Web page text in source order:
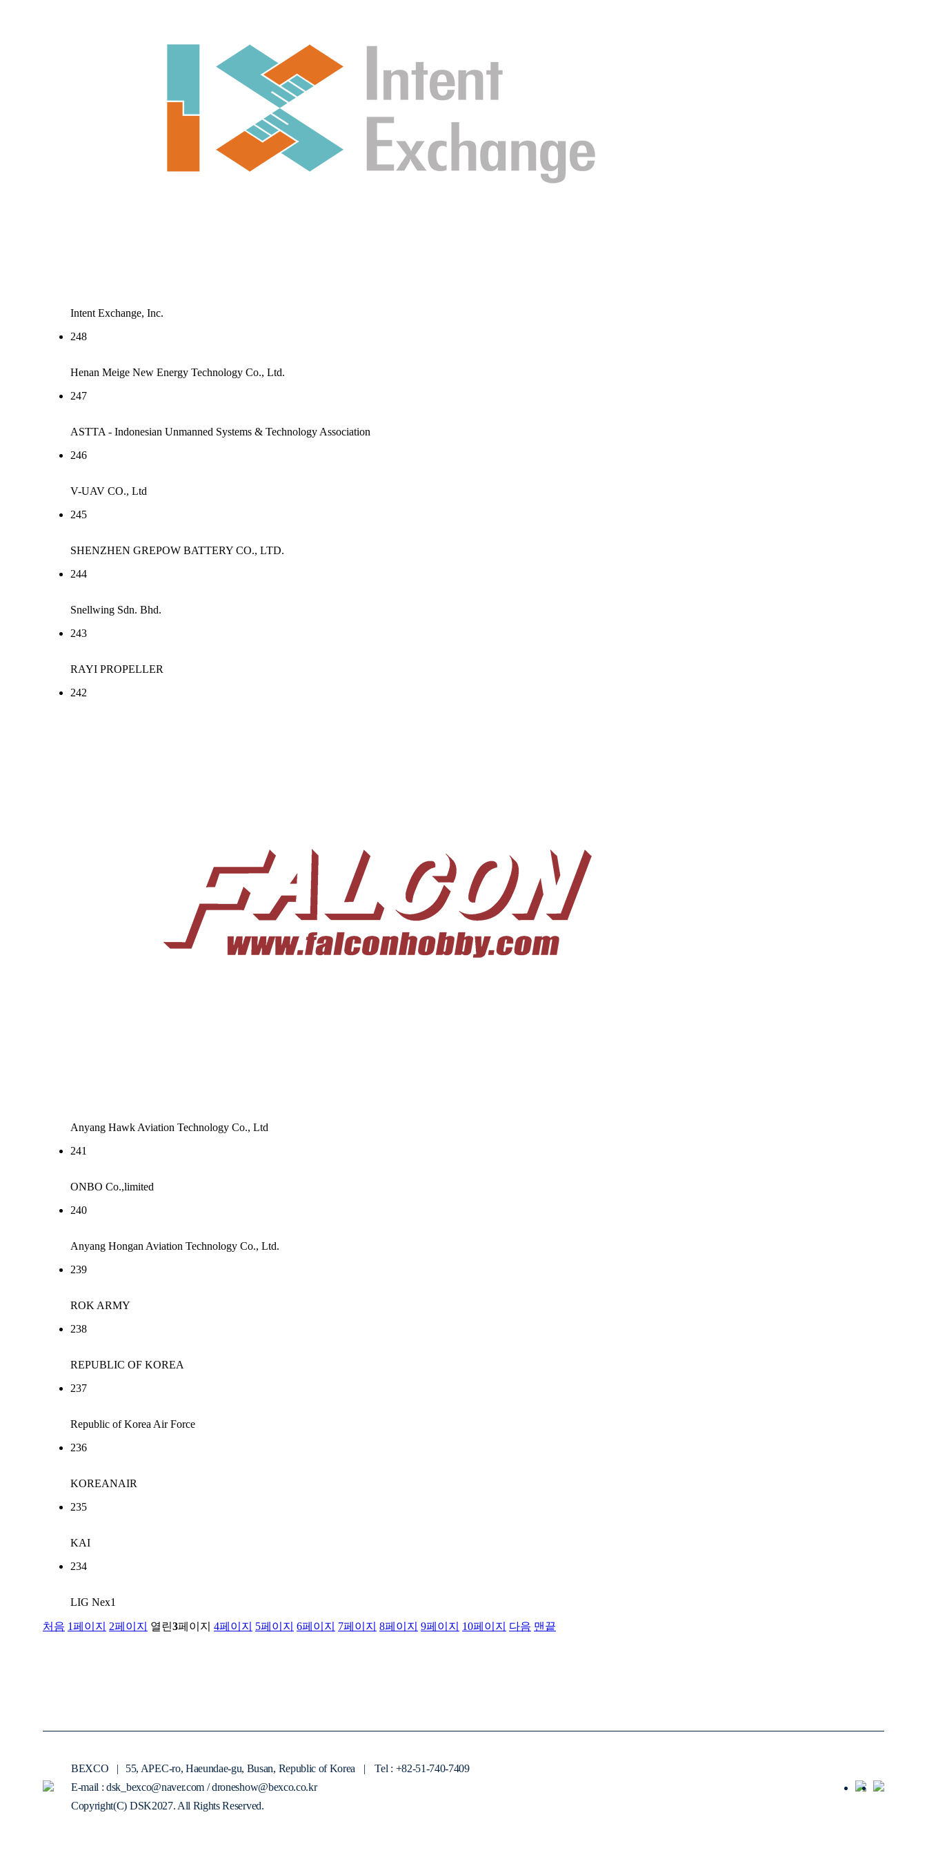
Intent Exchange, Inc.
248
Henan Meige New Energy Technology Co., Ltd.
247
ASTTA - Indonesian Unmanned Systems & Technology Association
246
V-UAV CO., Ltd
245
SHENZHEN GREPOW BATTERY CO., LTD.
244
Snellwing Sdn. Bhd.
243
RAYI PROPELLER
242
Anyang Hawk Aviation Technology Co., Ltd
241
ONBO Co.,limited
240
Anyang Hongan Aviation Technology Co., Ltd.
239
ROK ARMY
238
REPUBLIC OF KOREA
237
Republic of Korea Air Force
236
KOREANAIR
235
KAI
234
LIG Nex1
처음 1페이지 2페이지 열린3페이지 4페이지 5페이지 6페이지 7페이지 8페이지 9페이지 10페이지 다음 맨끝
BEXCO | 55, APEC-ro, Haeundae-gu, Busan, Republic of Korea |
Tel : +82-51-740-7409
E-mail : dsk_bexco@naver.com / droneshow@bexco.co.kr
Copyright(C) DSK2027. All Rights Reserved.